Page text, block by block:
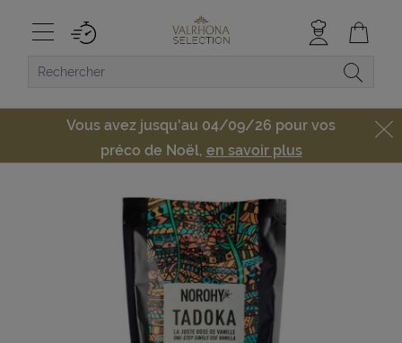
Vous avez jusqu'au 04/09/26 pour vos
préco de Noël, en savoir plus